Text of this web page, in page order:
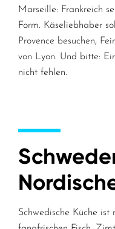
Marseille: Frankreich
Form. Käseliebhaber
Provence besuchen,
von Lyon. Und bitte:
nicht fehlen.
Schwedische Küche ist